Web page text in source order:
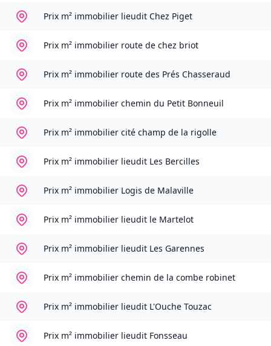
Prix m² immobilier lieudit Chez Piget
Prix m² immobilier route de chez briot
Prix m² immobilier route des Prés Chasseraud
Prix m² immobilier chemin du Petit Bonneuil
Prix m² immobilier cité champ de la rigolle
Prix m² immobilier lieudit Les Bercilles
Prix m² immobilier Logis de Malaville
Prix m² immobilier lieudit le Martelot
Prix m² immobilier lieudit Les Garennes
Prix m² immobilier chemin de la combe robinet
Prix m² immobilier lieudit L'Ouche Touzac
Prix m² immobilier lieudit Fonsseau